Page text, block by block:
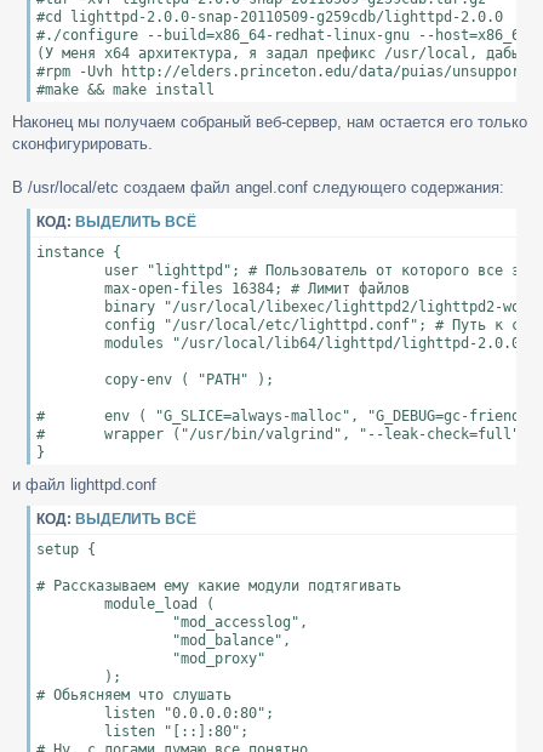
#cd lighttpd-2.0.0-snap-20110509-g259cdb/lighttpd-2.0.0
#./configure --build=x86_64-redhat-linux-gnu --
(У меня x64 архитектура, я задал префикс /usr/local, дабы
#rpm -Uvh http://elders.princeton.edu/data/puias/
#make && make install
Наконец мы получаем собраный веб-сервер, нам остается его только
сконфигурировать.
В /usr/local/etc создаем файл angel.conf следующего содержания:
КОД: ВЫДЕЛИТЬ ВСЁ
instance {
user "lighttpd"; # Пользователь от которого все это
        max-open-files 16384; # Лимит файлов
binary "/usr/local/libexec/lighttpd2/lighttpd2-
config "/usr/local/etc/lighttpd.conf"; # Путь к
modules "/usr/local/lib64/lighttpd/lighttpd-
        copy-env ( "PATH" );
#       env ( "G_SLICE=always-malloc", "G_DEBUG=gc-
#       wrapper ("/usr/bin/valgrind", "--leak-check=full",
и файл lighttpd.conf
КОД: ВЫДЕЛИТЬ ВСЁ
setup {
# Рассказываем ему какие модули подтягивать
        module_load (
                "mod_accesslog",
                "mod_balance",
                "mod_proxy"
        );
# Обьясняем что слушать
        listen "0.0.0.0:80";
        listen "[::]:80";